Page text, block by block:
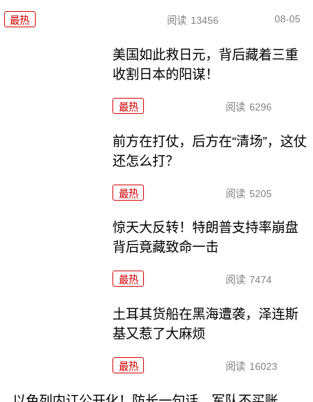
最热 阅读 13456 08-05
美国如此救日元，背后藏着三重
收割日本的阳谋！
最热 阅读 6296
前方在打仗，后方在“清场”，这仗
还怎么打？
最热 阅读 5205
惊天大反转！特朗普支持率崩盘
背后竟藏致命一击
最热 阅读 7474
土耳其货船在黑海遭袭，泽连斯
基又惹了大麻烦
最热 阅读 16023